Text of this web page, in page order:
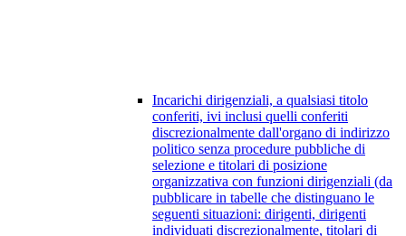
Incarichi dirigenziali, a qualsiasi titolo
conferiti, ivi inclusi quelli conferiti
discrezionalmente dall'organo di indirizzo
politico senza procedure pubbliche di
selezione e titolari di posizione
organizzativa con funzioni dirigenziali (da
pubblicare in tabelle che distinguano le
seguenti situazioni: dirigenti, dirigenti
individuati discrezionalmente, titolari di